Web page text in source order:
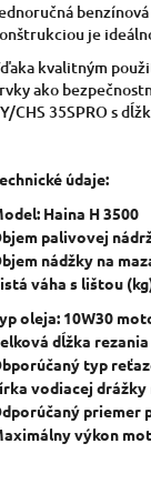
je
kvalitným
ako
CHS 35SPRO s
údaje:
Haina H 3500
palivovej
nádžky na
váha s lištou
oleja: 10W30
dĺžka rezania
typ
vodiacej drážky
priemer
výkon